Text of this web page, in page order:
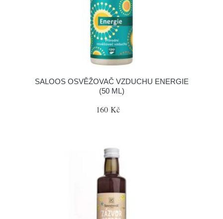
SALOOS OSVĚŽOVAČ VZDUCHU ENERGIE
(50 ML)
160 Kč